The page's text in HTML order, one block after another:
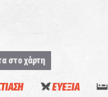
στο χάρτη
ΕΥΕΞΙΑ